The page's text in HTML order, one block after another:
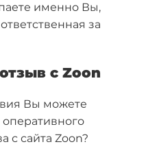
именно Вы,
за
с Zoon
Вы можете
с сайта Zoon?